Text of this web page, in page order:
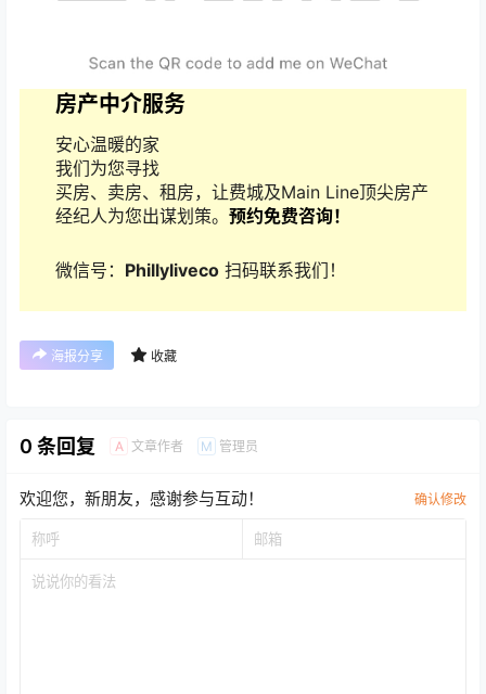
房产中介服务
安心温暖的家
我们为您寻找
买房、卖房、租房，让费城及Main Line顶尖房产
经纪人为您出谋划策。 预约免费咨询！
微信号： Phillyliveco扫码联系我们！
海报分享 收藏
0 条回复 A 文章作者 M 管理员
欢迎您，新朋友，感谢参与互动！ 确认修改